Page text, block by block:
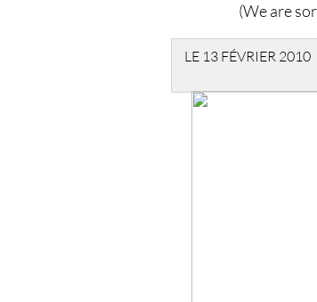
(We are
LE 13 FÉVRIER 2010